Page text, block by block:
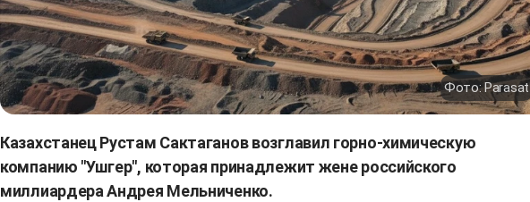
Фото: Parasat
Казахстанец Рустам Сактаганов возглавил горно-химическую
компанию "Ушгер", которая принадлежит жене российского
миллиардера Андрея Мельниченко.